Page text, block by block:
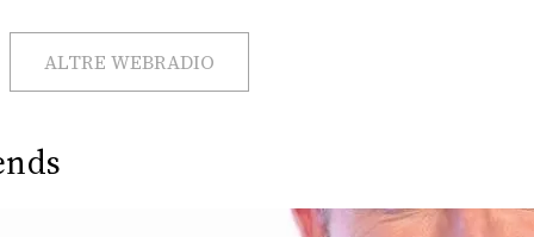
ALTRE WEBRADIO